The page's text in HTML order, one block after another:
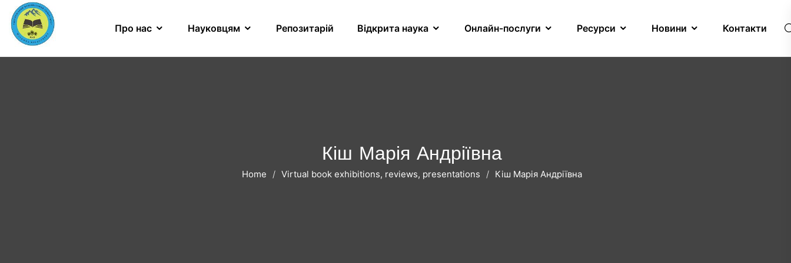
Про нас Науковцям Репозитарій Відкрита наука Онлайн-послуги Ресурси Новини Контакти
Кіш Марія Андріївна
Home Virtual book exhibitions, reviews, presentations Кіш Марія Андріївна